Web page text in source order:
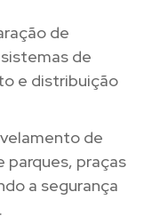
de
de
e distribuição
de
parques, praças
a segurança